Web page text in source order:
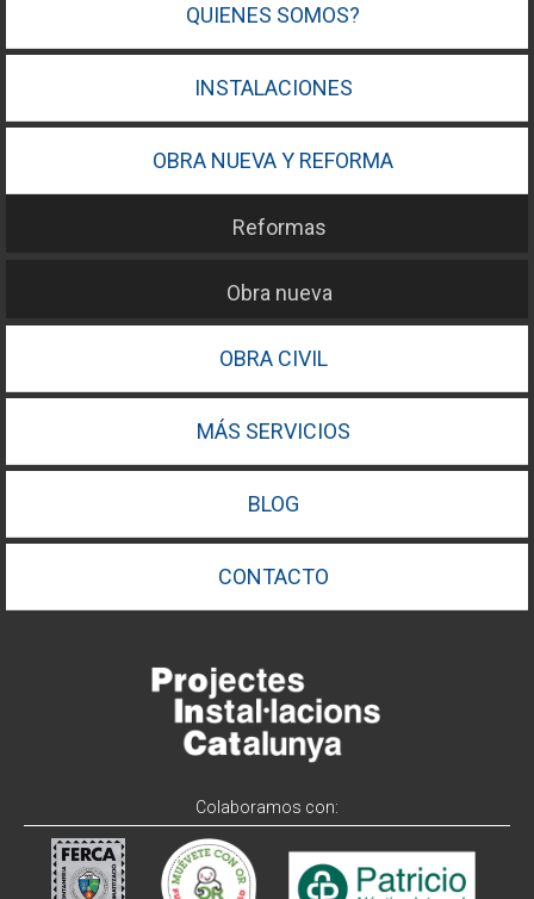
QUIENES SOMOS?
INSTALACIONES
OBRA NUEVA Y REFORMA
Reformas
Obra nueva
OBRA CIVIL
MÁS SERVICIOS
BLOG
CONTACTO
Colaboramos con: